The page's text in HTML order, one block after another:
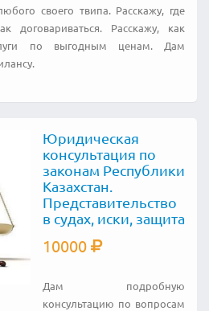
своего твипа. Расскажу, где
договариваться. Расскажу, как
по выгодным ценам. Дам
Юридическая
консультация по
законам Республики
Казахстан.
Представительство
в судах, иски, защита
10000
Дам подробную
консультацию по вопросам